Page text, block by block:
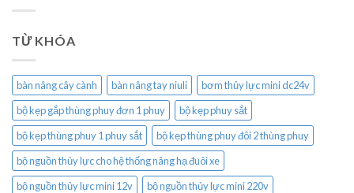
TỪ KHÓA
bàn nâng cây cành bàn nâng tay niuli
bơm thủy lực mini dc24v
bộ kẹp gắp thùng phuy đơn 1 phuy
bộ kẹp phuy sắt
bộ kẹp thùng phuy 1 phuy sắt
bộ kẹp thùng phuy đôi 2 thùng phuy
bộ nguồn thủy lực cho hệ thống nâng hạ đuôi xe
bộ nguồn thủy lực mini 12v
bộ nguồn thủy lực mini 220v